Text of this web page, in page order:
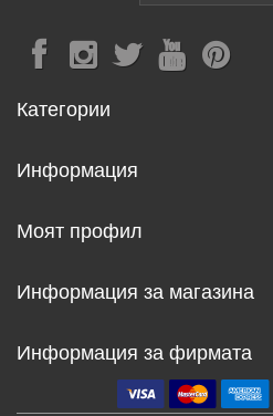
Категории
Информация
Моят профил
Информация за магазина
Информация за фирмата